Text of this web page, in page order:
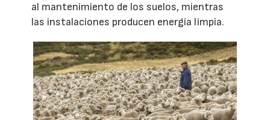
al mantenimiento de los suelos, mientras
las instalaciones producen energía limpia.